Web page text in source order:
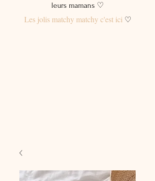
leurs mamans ♡
Les jolis matchy matchy c'est ici♡